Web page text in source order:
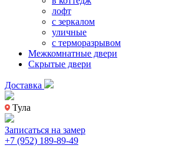
лофт
с зеркалом
уличные
с терморазрывом
Межкомнатные двери
Скрытые двери
Доставка
Тула
Записаться на замер
+7 (952) 189-89-49